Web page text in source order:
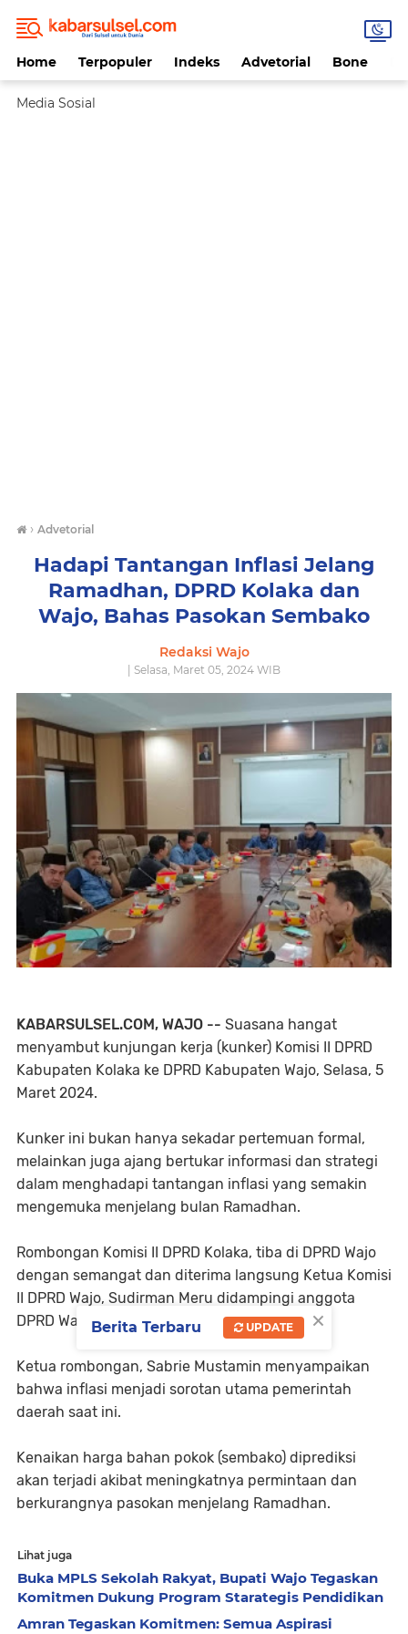
Home Terpopuler Indeks Advetorial Bone
Media Sosial
› Advetorial
Hadapi Tantangan Inflasi Jelang
Ramadhan, DPRD Kolaka dan
Wajo, Bahas Pasokan Sembako
Redaksi Wajo
| Selasa, Maret 05, 2024 WIB
KABARSULSEL.COM, WAJO -- Suasana hangat
menyambut kunjungan kerja (kunker) Komisi II DPRD
Kabupaten Kolaka ke DPRD Kabupaten Wajo, Selasa, 5
Maret 2024.
Kunker ini bukan hanya sekadar pertemuan formal,
melainkan juga ajang bertukar informasi dan strategi
dalam menghadapi tantangan inflasi yang semakin
mengemuka menjelang bulan Ramadhan.
Rombongan Komisi II DPRD Kolaka, tiba di DPRD Wajo
dengan semangat dan diterima langsung Ketua Komisi
II DPRD Wajo, Sudirman Meru didampingi anggota
DPRD Wajo, Asrijaya Latief.
Ketua rombongan, Sabrie Mustamin menyampaikan
bahwa inflasi menjadi sorotan utama pemerintah
daerah saat ini.
Kenaikan harga bahan pokok (sembako) diprediksi
akan terjadi akibat meningkatnya permintaan dan
berkurangnya pasokan menjelang Ramadhan.
Lihat juga
Buka MPLS Sekolah Rakyat, Bupati Wajo Tegaskan
Komitmen Dukung Program Starategis Pendidikan
Amran Tegaskan Komitmen: Semua Aspirasi
×
Berita Terbaru UPDATE